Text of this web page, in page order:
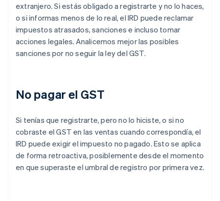
extranjero. Si estás obligado a registrarte y no lo haces,
o si informas menos de lo real, el IRD puede reclamar
impuestos atrasados, sanciones e incluso tomar
acciones legales. Analicemos mejor las posibles
sanciones por no seguir la ley del GST.
No pagar el GST
Si tenías que registrarte, pero no lo hiciste, o si no
cobraste el GST en las ventas cuando correspondía, el
IRD puede exigir el impuesto no pagado. Esto se aplica
de forma retroactiva, posiblemente desde el momento
en que superaste el umbral de registro por primera vez.